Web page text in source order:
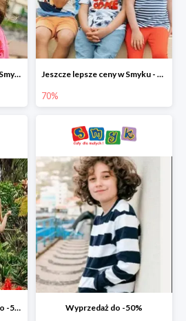
Ostatnie dni wyprzedaży w Smyku - ubrania i buty do -70% Jeszcze lepsze ceny w Smyku - ubrania i buty do -70%
70%
Wyprzedaż ubrań i butów do -50% Wyprzedaż do -50%